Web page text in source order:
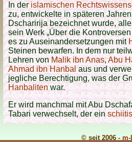
In derislamischen
zu, entwickelte in späteren
Dscharirija bezeichnet wurde,
sein Werk „Über die
es zu Auseinandersetzungen mit
Steinen bewarfen. In dem nur
Lehren vonMalik ibn Anas,Abu
Ahmad ibn Hanbalaus und
jegliche Berechtigung, was der
Hanbalitenwar.
Er wird manchmal mit Abu
Tabari verwechselt, der ein
© seit 2006 - m-